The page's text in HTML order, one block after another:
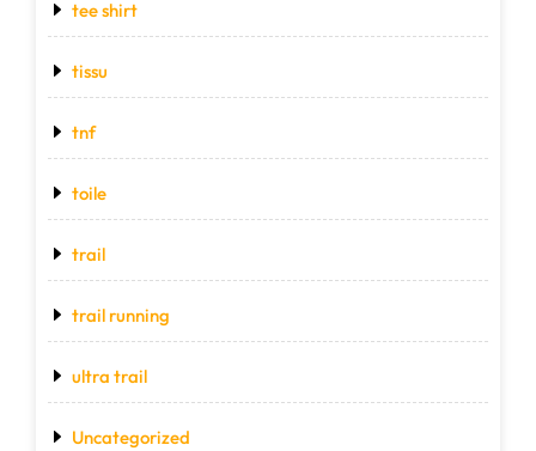
tee shirt
tissu
tnf
toile
trail
trail running
ultra trail
Uncategorized